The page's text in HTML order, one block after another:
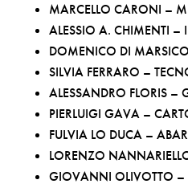
MARCELLO CARONI –
ALESSIO A. CHIMENTI –
DOMENICO DI
SILVIA FERRARO –
ALESSANDRO FLORIS –
PIERLUIGI GAVA –
FULVIA LO DUCA – ABAR
LORENZO
GIOVANNI OLIVOTTO –